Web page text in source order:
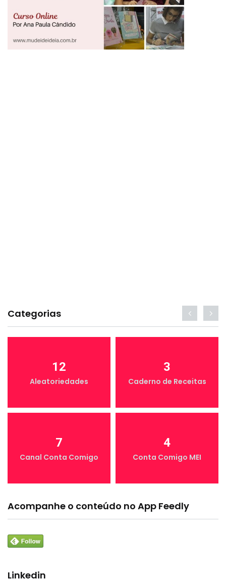
Categorias
12
Aleatoriedades
3
Caderno de Receitas
7
Canal Conta Comigo
4
Conta Comigo MEI
Acompanhe o conteúdo no App Feedly
Linkedin